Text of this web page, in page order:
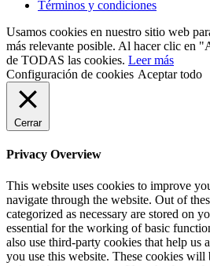
Términos y condiciones
Usamos cookies en nuestro sitio web
más relevante posible. Al hacer clic en
de TODAS las cookies. Leer más
Configuración de cookies Aceptar todo
Cerrar
Privacy Overview
This website uses cookies to improve
navigate through the website. Out of
categorized as necessary are stored on
essential for the working of basic
also use third-party cookies that help us
you use this website. These cookies